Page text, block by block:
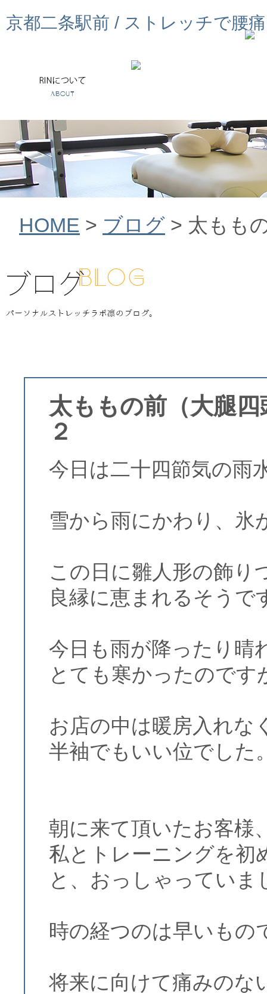
京都二条駅前 / ストレッチで腰
HOME > ブログ > 太もも
太ももの前（大腿
２
今日は二十四節気の雨
雪から雨にかわり、氷
この日に雛人形の飾り
良縁に恵まれるそうで
今日も雨が降ったり晴
とても寒かったのです
お店の中は暖房入れな
半袖でもいい位でした
朝に来て頂いたお客様
私とトレーニングを初
と、おっしゃっていま
時の経つのは早いもの
将来に向けて痛みのな